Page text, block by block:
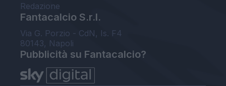
Redazione
Fantacalcio S.r.l.
Via G. Porzio - CdN, Is. F4
80143, Napoli
Pubblicità su Fantacalcio?